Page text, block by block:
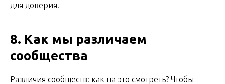
для доверия.
8. Как мы различаем
сообщества
Различия сообществ: как на это смотреть? Чтобы